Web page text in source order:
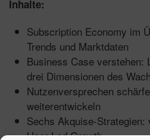
Inhalte:
Subscription Economy im
Trends und Marktdaten
Business Case verstehen:
drei Dimensionen des
Nutzenversprechen
weiterentwickeln
Sechs Akquise-
User Led Growth